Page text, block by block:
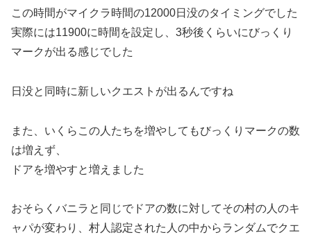
この時間がマイクラ時間の12000日没のタイミングでした
実際には11900に時間を設定し、3秒後くらいにびっくり
マークが出る感じでした
日没と同時に新しいクエストが出るんですね
また、いくらこの人たちを増やしてもびっくりマークの数
は増えず、
ドアを増やすと増えました
おそらくバニラと同じでドアの数に対してその村の人のキ
ャパが変わり、村人認定された人の中からランダムでクエ